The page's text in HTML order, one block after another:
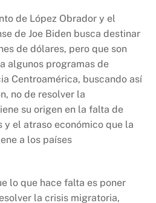
de López Obrador y el
de Joe Biden busca destinar
de dólares, pero que son
algunos programas de
Centroamérica, buscando así
no de resolver la
su origen en la falta de
y el atraso económico que la
a los países
lo que hace falta es poner
la crisis migratoria,